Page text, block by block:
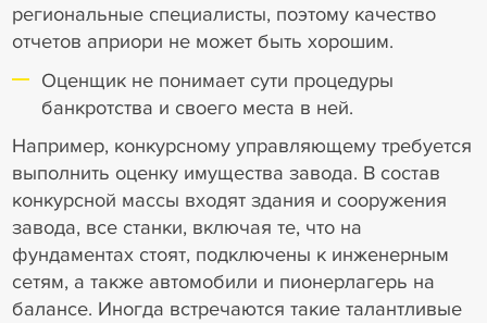
региональные специалисты, поэтому качество
отчетов априори не может быть хорошим.
Оценщик не понимает сути процедуры
банкротства и своего места в ней.
Например, конкурсному управляющему требуется
выполнить оценку имущества завода. В состав
конкурсной массы входят здания и сооружения
завода, все станки, включая те, что на
фундаментах стоят, подключены к инженерным
сетям, а также автомобили и пионерлагерь на
балансе. Иногда встречаются такие талантливые